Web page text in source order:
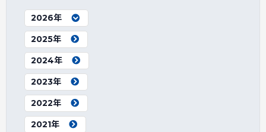
2026年
2025年
2024年
2023年
2022年
2021年